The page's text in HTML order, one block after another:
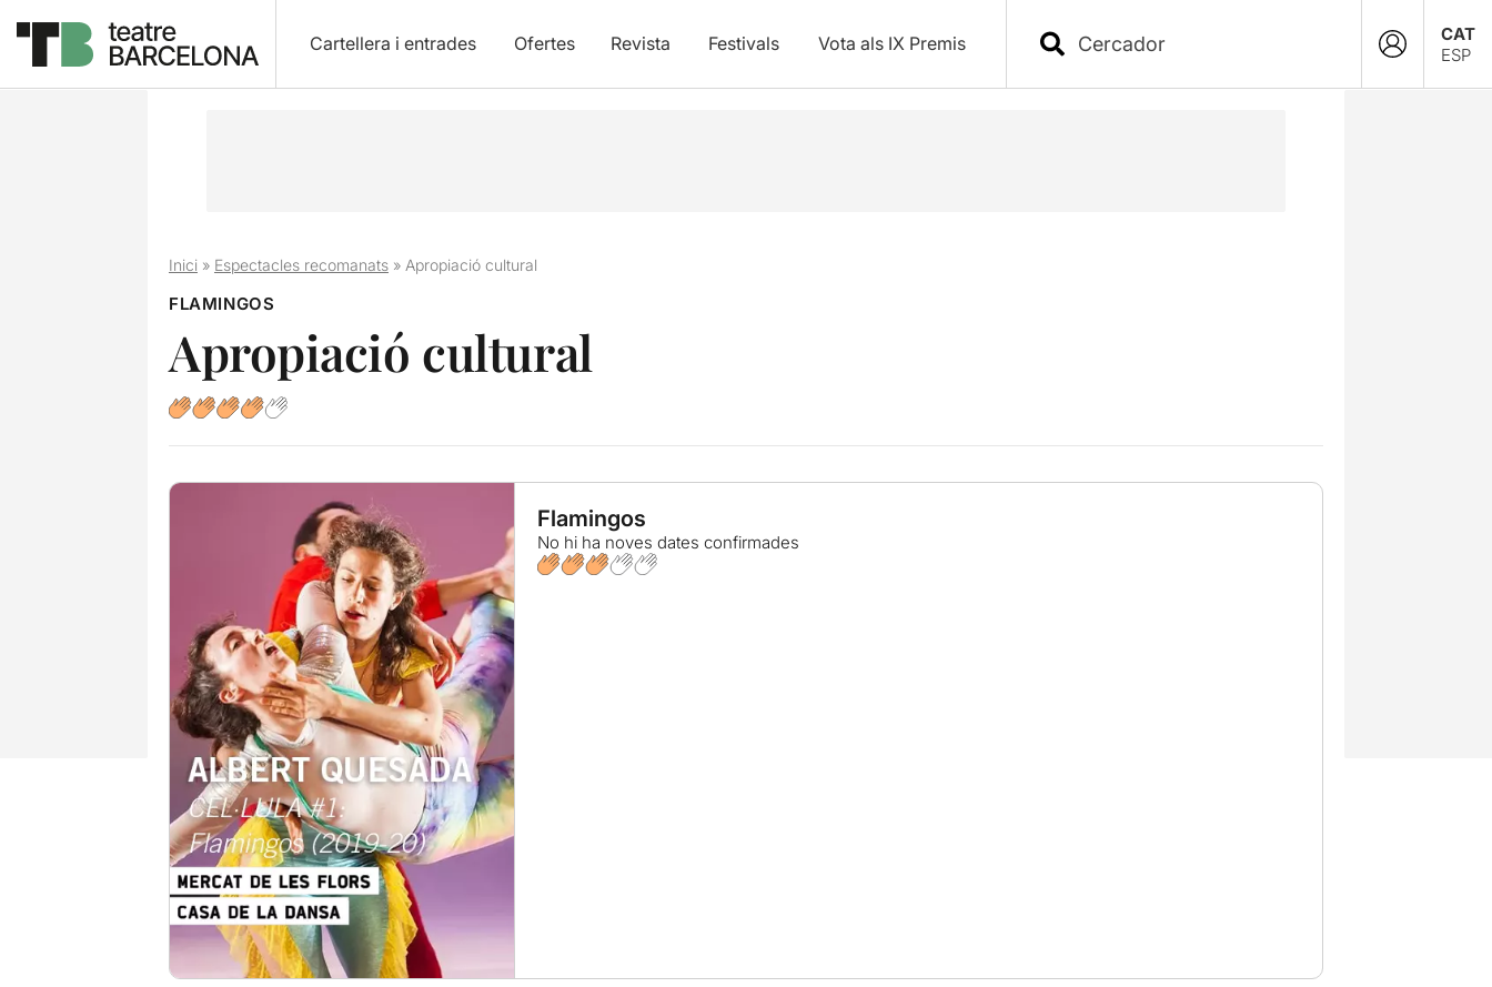
Cartellera i entrades Ofertes Revista Festivals Vota als IX Premis
CAT
ESP
Inici» Espectacles recomanats» Apropiació cultural
FLAMINGOS
Apropiació cultural
Flamingos
No hi ha noves dates confirmades